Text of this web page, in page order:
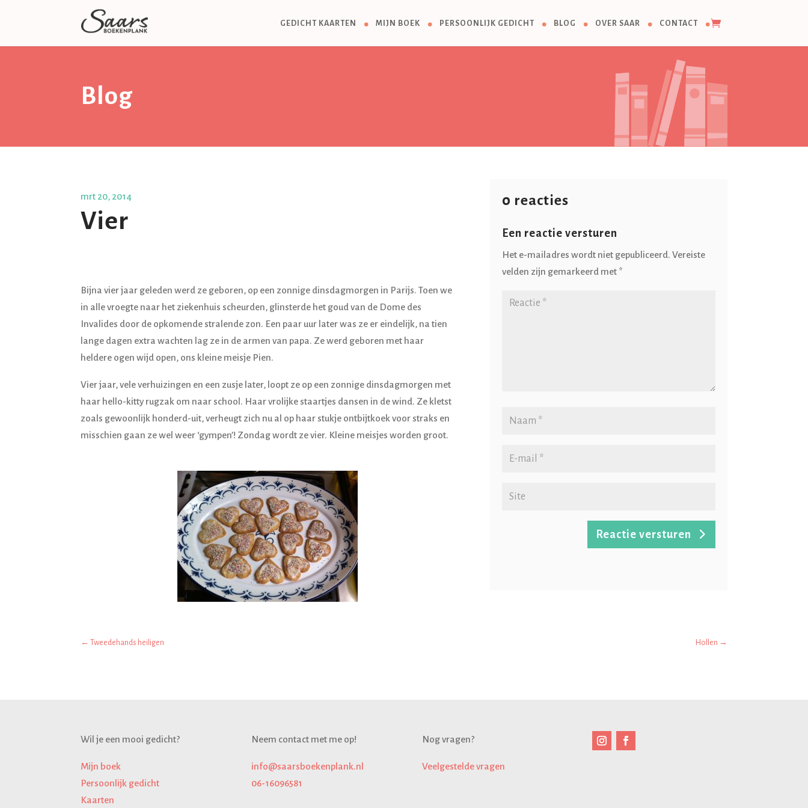
GEDICHT KAARTEN MIJN BOEK PERSOONLIJK GEDICHT BLOG OVER SAAR CONTACT
Blog
mrt 20, 2014
Vier
Bijna vier jaar geleden werd ze geboren, op een zonnige dinsdagmorgen in Parijs. Toen we
in alle vroegte naar het ziekenhuis scheurden, glinsterde het goud van de Dome des
Invalides door de opkomende stralende zon. Een paar uur later was ze er eindelijk, na tien
lange dagen extra wachten lag ze in de armen van papa. Ze werd geboren met haar
heldere ogen wijd open, ons kleine meisje Pien.
Vier jaar, vele verhuizingen en een zusje later, loopt ze op een zonnige dinsdagmorgen met
haar hello-kitty rugzak om naar school. Haar vrolijke staartjes dansen in de wind. Ze kletst
zoals gewoonlijk honderd-uit, verheugt zich nu al op haar stukje ontbijtkoek voor straks en
misschien gaan ze wel weer ‘gympen’! Zondag wordt ze vier. Kleine meisjes worden groot.
0 reacties
Een reactie versturen
Het e-mailadres wordt niet gepubliceerd. Vereiste
velden zijn gemarkeerd met *
Reactie versturen
← Tweedehands heiligen Hollen →
Wil je een mooi gedicht?
Mijn boek
Persoonlijk gedicht
Kaarten
Neem contact met me op!
info@saarsboekenplank.nl
06-16096581
Nog vragen?
Veelgesteldevragen